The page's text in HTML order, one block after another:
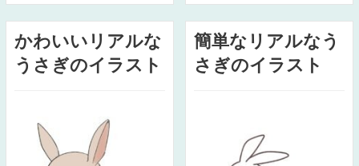
かわいいリアルな
うさぎのイラスト
簡単なリアルなう
さぎのイラスト